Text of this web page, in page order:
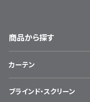
商品から探す
カーテン
ブラインド・スクリーン